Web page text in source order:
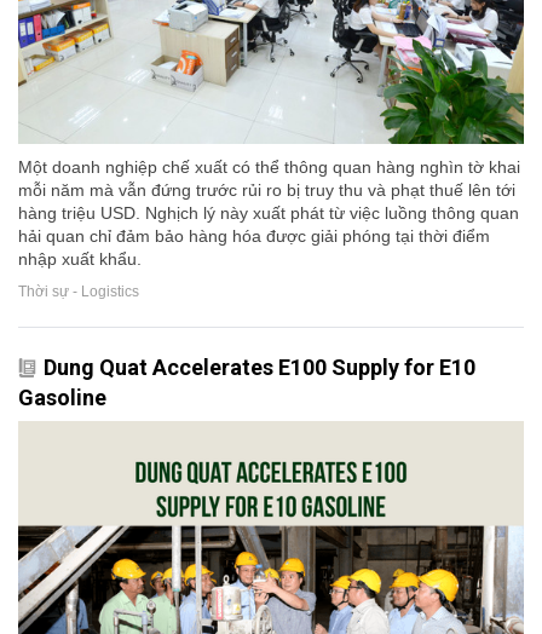
Một doanh nghiệp chế xuất có thể thông quan hàng nghìn tờ khai
mỗi năm mà vẫn đứng trước rủi ro bị truy thu và phạt thuế lên tới
hàng triệu USD. Nghịch lý này xuất phát từ việc luồng thông quan
hải quan chỉ đảm bảo hàng hóa được giải phóng tại thời điểm
nhập xuất khẩu.
Thời sự - Logistics
Dung Quat Accelerates E100 Supply for E10
Gasoline